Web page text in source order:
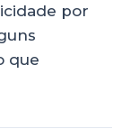
por
que